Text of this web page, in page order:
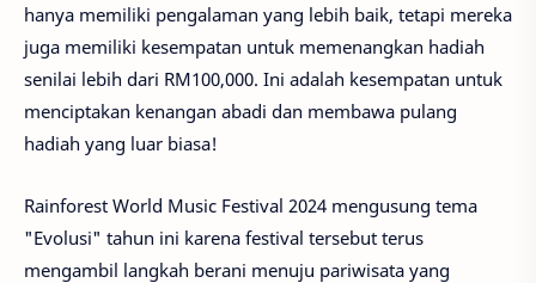
hanya memiliki pengalaman yang lebih baik, tetapi mereka
juga memiliki kesempatan untuk memenangkan hadiah
senilai lebih dari RM100,000. Ini adalah kesempatan untuk
menciptakan kenangan abadi dan membawa pulang
hadiah yang luar biasa!
Rainforest World Music Festival 2024 mengusung tema
"Evolusi" tahun ini karena festival tersebut terus
mengambil langkah berani menuju pariwisata yang